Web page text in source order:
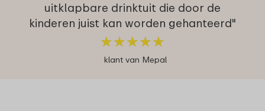
uitklapbare drinktuit die door de
kinderen juist kan worden gehanteerd"
★★★★★
★★★★★
klant van Mepal